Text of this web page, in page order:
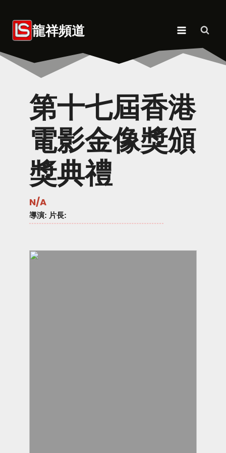
content 龍祥頻道
第十七屆香港
電影金像獎頒
獎典禮
N/A
導演: 片長: